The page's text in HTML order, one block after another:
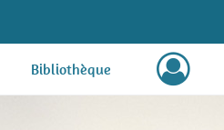
Bibliothèque